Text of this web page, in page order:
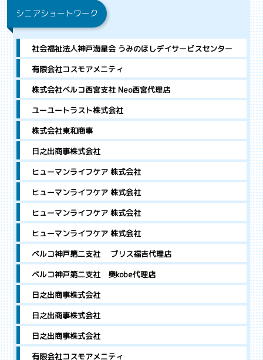
シニアショートワーク
社会福祉法人神戸海星会 うみのほしデイサービスセンター
有限会社コスモアメニティ
株式会社ベルコ西宮支社 Neo西宮代理店
ユーユートラスト株式会社
株式会社東和商事
日之出商事株式会社
ヒューマンライフケア 株式会社
ヒューマンライフケア 株式会社
ヒューマンライフケア 株式会社
ヒューマンライフケア 株式会社
ベルコ神戸第二支社 ブリス福吉代理店
ベルコ神戸第二支社 奥kobe代理店
日之出商事株式会社
日之出商事株式会社
日之出商事株式会社
有限会社コスモアメニティ